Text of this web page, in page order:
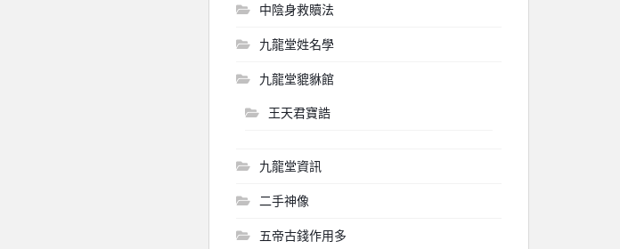
中陰身救贖法
九龍堂姓名學
九龍堂貔貅館
王天君寶誥
九龍堂資訊
二手神像
五帝古錢作用多